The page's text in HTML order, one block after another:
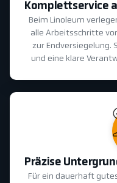
Komplettservice
Beim Linoleum
alle Arbeitsschritte
zur Endversiegelung.
und eine klare
Präzise
Für ein dauerhaft